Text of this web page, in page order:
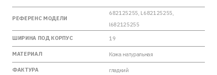
РЕФЕРЕНС МОДЕЛИ
682125255, L682125255,
l682125255
ШИРИНА ПОД КОРПУС
19
МАТЕРИАЛ Кожа натуральная
ФАКТУРА гладкий